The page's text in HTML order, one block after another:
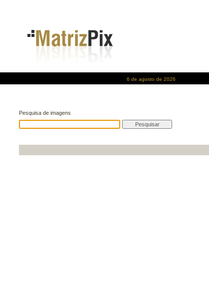
6 de agosto de 2026
Pesquisa de imagens